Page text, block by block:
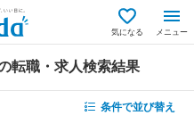
気になる メニュー
転職・求人検索結果
条件で並び替え